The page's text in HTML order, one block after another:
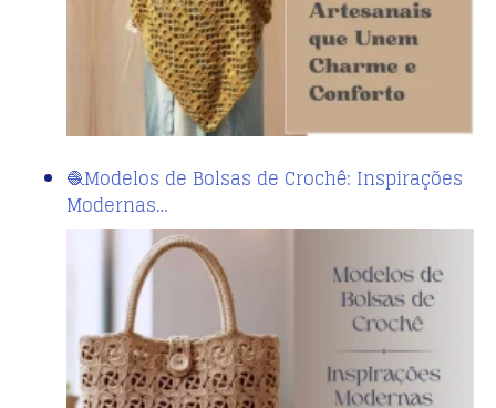
🧶Modelos de Bolsas de Crochê: Inspirações
Modernas…